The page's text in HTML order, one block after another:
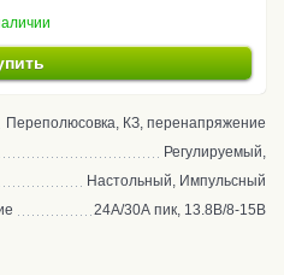
Переполюсовка, КЗ, перенапряжение
Регулируемый,
Настольный, Импульсный
24А/30А пик, 13.8В/8-15В